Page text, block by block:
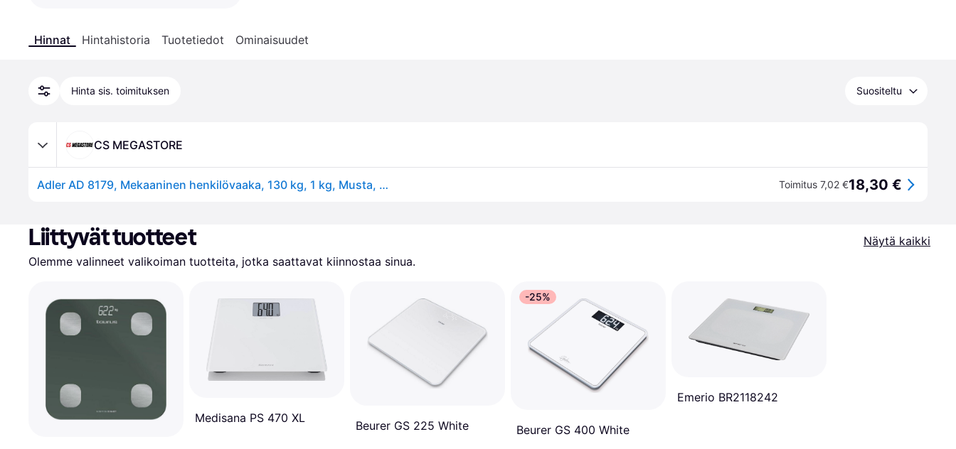
Hinnat Hintahistoria Tuotetiedot Ominaisuudet
Hinta sis. toimituksen Suositeltu
CS MEGASTORE
Adler AD 8179, Mekaaninen henkilövaaka, 130 kg, 1 kg, Musta, Valkoinen, kg, Neliö Toimitus 7,02 €18,30 €
Liittyvät tuotteet
Näytä kaikki
Olemme valinneet valikoiman tuotteita, jotka saattavat kiinnostaa sinua.
Medisana PS 470 XL
Beurer GS 225 White
-25%
Beurer GS 400 White
Emerio BR2118242